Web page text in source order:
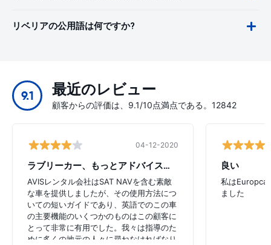
リベリアの公用語は何ですか?
9.1 最近のレビュー
顧客からの評価は、9.1/10点満点である。12842
04-12-2020
ラブリーカー、もっとアドバイスが必要
AVISレンタル会社はSAT NAVを含む素敵
な車を提供しましたが、その使用方法につ
いての短いガイドであり、英語でのこの車
の主要機能のいくつかのものはこの顧客に
とって非常に有用でした。我々は指導のた
めに多くの地元の人々に尋ねなければなり
良い
私は
ました